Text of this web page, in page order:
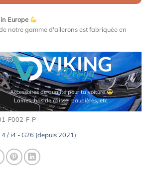
Europe
notre gamme d'ailerons est fabriquée en
de qualité pour ta voiture
bas de caisse, paupières, etc.
F002-F-P
/ i4 - G26 (depuis 2021)